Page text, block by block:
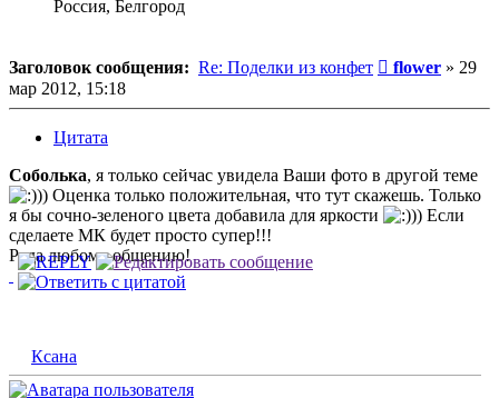
Россия, Белгород
Заголовок сообщения: Re: Поделки из конфет Сообщение
flower » 29
мар 2012, 15:18
Цитата
Соболька, я только сейчас увидела Ваши фото в другой теме
)) Оценка только положительная, что тут скажешь. Только
я бы сочно-зеленого цвета добавила для яркости
)) Если
сделаете МК будет просто супер!!!
Рада любому общению!
Ксана